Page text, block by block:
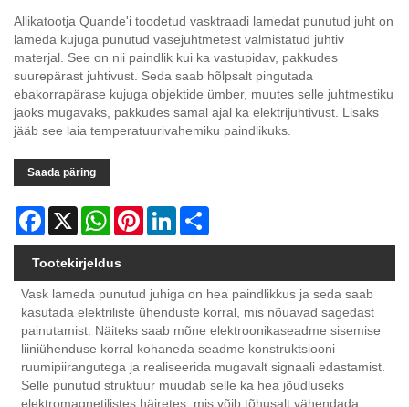
Allikatootja Quande'i toodetud vasktraadi lamedat punutud juht on
lameda kujuga punutud vasejuhtmetest valmistatud juhtiv
materjal. See on nii paindlik kui ka vastupidav, pakkudes
suurepärast juhtivust. Seda saab hõlpsalt pingutada
ebakorrapärase kujuga objektide ümber, muutes selle juhtmestiku
jaoks mugavaks, pakkudes samal ajal ka elektrijuhtivust. Lisaks
jääb see laia temperatuurivahemiku paindlikuks.
Saada päring
Facebook
X WhatsAppPinterestLinkedIn
Tootekirjeldus
Vask lameda punutud juhiga on hea paindlikkus ja seda saab
kasutada elektriliste ühenduste korral, mis nõuavad sagedast
painutamist. Näiteks saab mõne elektroonikaseadme sisemise
liiniühenduse korral kohaneda seadme konstruktsiooni
ruumipiirangutega ja realiseerida mugavalt signaali edastamist.
Selle punutud struktuur muudab selle ka hea jõudluseks
elektromagnetilistes häiretes, mis võib tõhusalt vähendada